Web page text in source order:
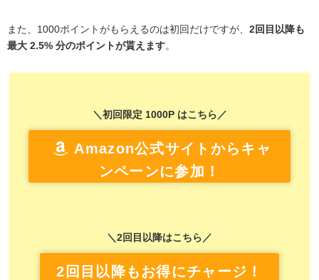
また、1000ポイントがもらえるのは初回だけですが、 2回目以降も
最大 2.5% 分のポイントが貰えます。
＼初回限定 1000P はこちら／
Amazon公式サイトからキャ
ンペーンに参加！
＼2回目以降はこちら／
2回目以降もお得にチャージ！